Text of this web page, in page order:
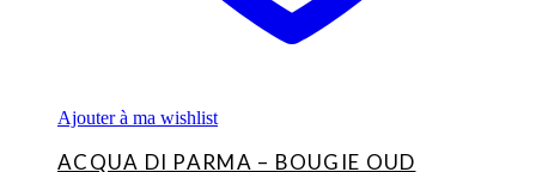
Ajouter à ma wishlist
ACQUA DI PARMA – BOUGIE OUD